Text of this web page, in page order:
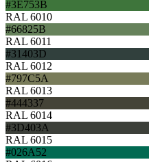
#3E753B
RAL 6010
#66825B
RAL 6011
#31403D
RAL 6012
#797C5A
RAL 6013
#444337
RAL 6014
#3D403A
RAL 6015
#026A52